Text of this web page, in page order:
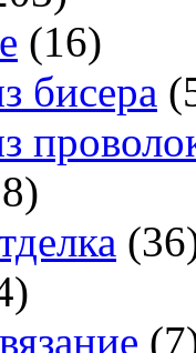
(16)
бисера